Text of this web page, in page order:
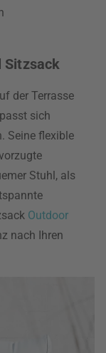
Sitzsack
der Terrasse
sich
Seine flexible
Stuhl, als
Outdoor
nach Ihren